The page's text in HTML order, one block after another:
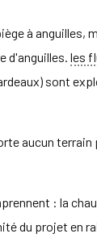
à
d'anguilles. les
sont
aucun
: la
du projet en